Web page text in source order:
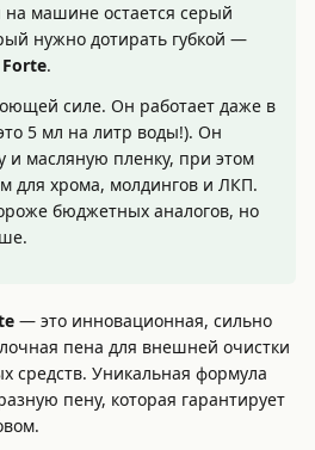
на машине остается серый
нужно дотирать губкой —
Forte.
силе. Он работает даже в
5 мл на литр воды!). Он
и масляную пленку, при этом
для хрома, молдингов и ЛКП.
бюджетных аналогов, но
— это инновационная, сильно
пена для внешней очистки
средств. Уникальная формула
пену, которая гарантирует